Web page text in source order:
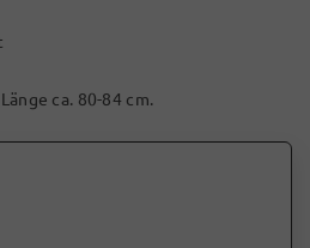
ca. 80-84 cm.